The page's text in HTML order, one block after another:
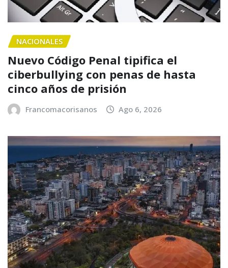
NACIONALES
Nuevo Código Penal tipifica el
ciberbullying con penas de hasta
cinco años de prisión
Francomacorisanos Ago 6, 2026